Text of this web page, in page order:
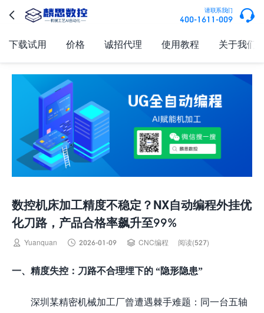
 请联系我们
400-1611-009 
下载试用 价格 诚招代理 使用教程 关于我们
数控机床加工精度不稳定？NX自动编程外挂优
化刀路，产品合格率飙升至99%
 Yuanquan  2026-01-09  CNC编程 阅读(527)
一、精度失控：刀路不合理埋下的 “隐形隐患”
深圳某精密机械加工厂曾遭遇棘手难题：同一台五轴